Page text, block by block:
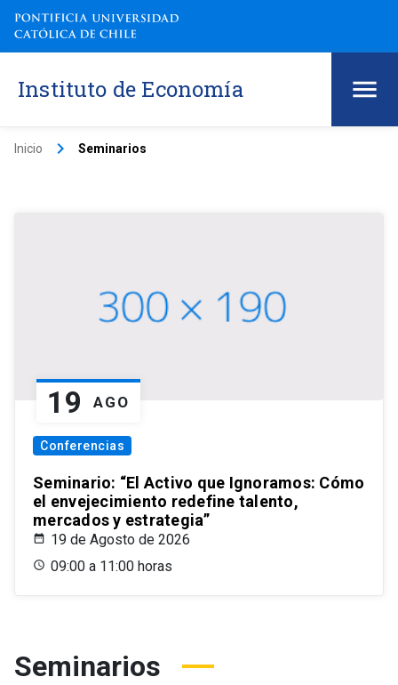
Instituto de Economía
Inicio keyboard_arrow_right Seminarios
19 AGO
Conferencias
Seminario: “El Activo que Ignoramos: Cómo
el envejecimiento redefine talento,
mercados y estrategia”
19 de Agosto de 2026
09:00 a 11:00 horas
Seminarios